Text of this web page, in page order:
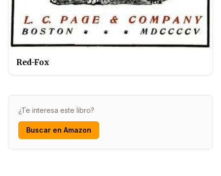
Red-Fox
¿Te interesa este libro?
Buscar en Amazon